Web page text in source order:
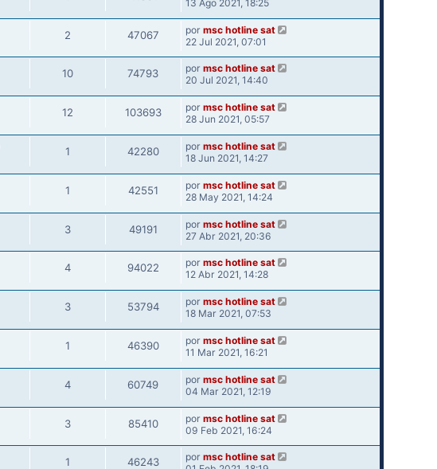
13 Ago 2021, 18:25
2 47067 por msc hotline sat
22 Jul 2021, 07:01
10 74793 por msc hotline sat
20 Jul 2021, 14:40
12 103693 por msc hotline sat
28 Jun 2021, 05:57
1 42280 por msc hotline sat
18 Jun 2021, 14:27
1 42551 por msc hotline sat
28 May 2021, 14:24
3 49191 por msc hotline sat
27 Abr 2021, 20:36
4 94022 por msc hotline sat
12 Abr 2021, 14:28
3 53794 por msc hotline sat
18 Mar 2021, 07:53
1 46390 por msc hotline sat
11 Mar 2021, 16:21
4 60749 por msc hotline sat
04 Mar 2021, 12:19
3 85410 por msc hotline sat
09 Feb 2021, 16:24
1 46243 por msc hotline sat